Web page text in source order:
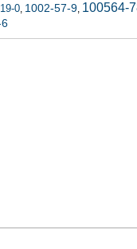
0, 1002-57-9, 100564-